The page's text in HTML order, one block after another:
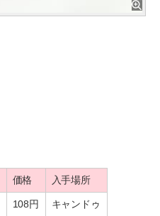
価格 入手場所
108円 キャンドゥ